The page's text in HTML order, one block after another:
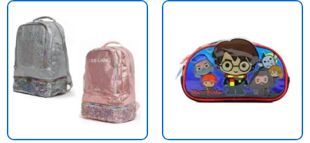
This
multiple
variants.
may